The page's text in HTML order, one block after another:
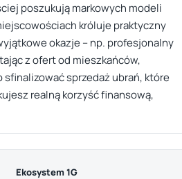
poszukują markowych modeli
króluje praktyczny
okazje – np. profesjonalny
z ofert od mieszkańców,
sprzedaż ubrań, które
realną korzyść finansową,
Ekosystem 1G